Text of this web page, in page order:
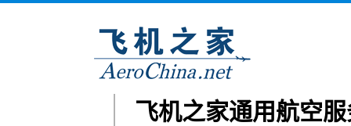
飞机之家通用航空